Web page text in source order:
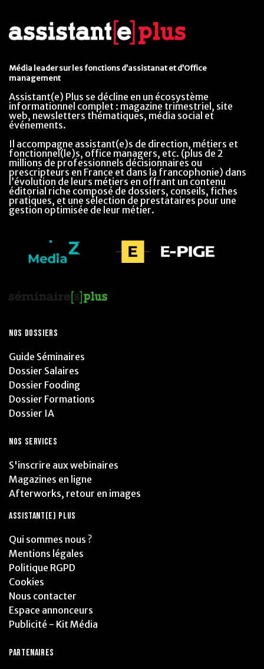
Média leader sur les fonctions d’assistanat et d’Office
management
Assistant(e) Plus se décline en un écosystème
informationnel complet : magazine trimestriel, site
web, newsletters thématiques, média social et
événements.
Il accompagne assistant(e)s de direction, métiers et
fonctionnel(le)s, office managers, etc. (plus de 2
millions de professionnels décisionnaires ou
prescripteurs en France et dans la francophonie) dans
l’évolution de leurs métiers en offrant un contenu
éditorial riche composé de dossiers, conseils, fiches
pratiques, et une sélection de prestataires pour une
gestion optimisée de leur métier.
NOS DOSSIERS
Guide Séminaires
Dossier Salaires
Dossier Fooding
Dossier Formations
Dossier IA
NOS SERVICES
S'inscrire aux webinaires
Magazines en ligne
Afterworks, retour en images
ASSISTANT(E) PLUS
Qui sommes nous ?
Mentions légales
Politique RGPD
Cookies
Nous contacter
Espace annonceurs
Publicité - Kit Média
PARTENAIRES